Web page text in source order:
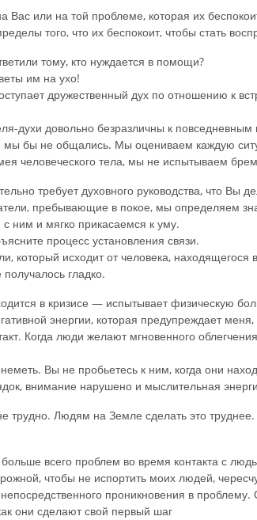
Вас или на той проблеме, которая их
того, что их беспокоит, чтобы стать
тому, кто нуждается в помощи?
им на ухо!
дружественный дух по отношению к
духи довольно безразличны к
бы не общались. Мы оцениваем каждую
человеческого тела, мы не испытываем
требует духовного руководства, что Вы
пребывающие в покое, мы определяем
ним и мягко прикасаемся к уму.
процесс установления связи.
который исходит от человека,
гладко.
в кризисе — испытывает физическую
энергии, которая предупреждает
Когда люди желают мгновенного
Вы не пробьетесь к ним, когда они
внимание нарушено и мыслительная
Людям на Земле сделать это
всего проблем во время контакта с
чтобы не испортить моих людей,
проникновения в
они сделают свой первый шаг